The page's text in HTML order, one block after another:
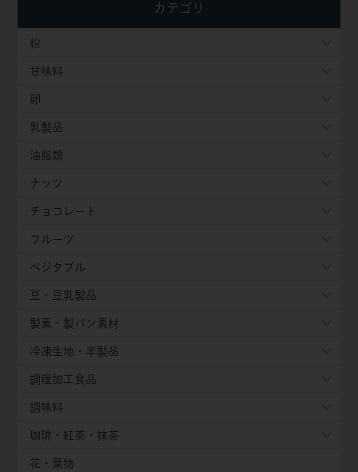
カテゴリ
粉
甘味料
卵
乳製品
油脂類
ナッツ
チョコレート
フルーツ
ベジタブル
豆・豆乳製品
製菓・製パン素材
冷凍生地・半製品
調理加工食品
調味料
珈琲・紅茶・抹茶
花・葉物